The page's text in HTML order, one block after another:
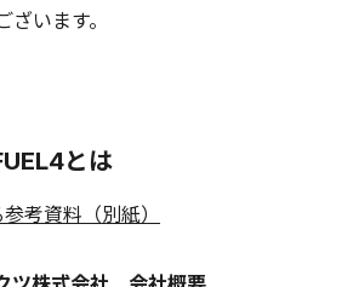
います。
とは
考資料（別紙）